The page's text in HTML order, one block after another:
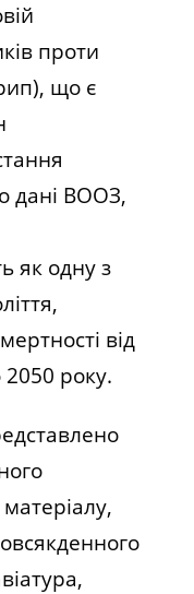
проти
що є
дані ВООЗ,
як одну з
від
2050 року.